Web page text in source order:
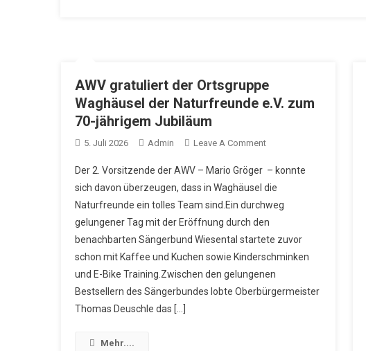
AWV gratuliert der Ortsgruppe
Waghäusel der Naturfreunde e.V. zum
70-jährigem Jubiläum
5. Juli 2026 Admin Leave A CommentOn
Gratuliert
Der
Ortsgruppe
Waghäusel
Der
Naturfreunde
Zum
Der 2. Vorsitzende der AWV – Mario Gröger – konnte
sich davon überzeugen, dass in Waghäusel die
Naturfreunde ein tolles Team sind.Ein durchweg
gelungener Tag mit der Eröffnung durch den
benachbarten Sängerbund Wiesental startete zuvor
schon mit Kaffee und Kuchen sowie Kinderschminken
und E-Bike Training.Zwischen den gelungenen
Bestsellern des Sängerbundes lobte Oberbürgermeister
Thomas Deuschle das […]
Mehr....